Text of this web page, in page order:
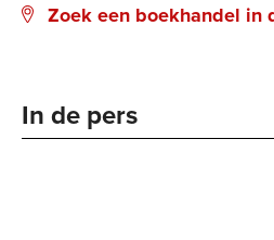
Zoek een boekhandel in
In de pers